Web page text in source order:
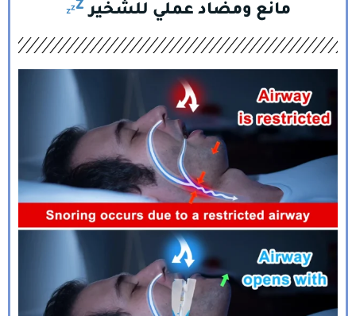
مانع ومضاد عملي للشخير